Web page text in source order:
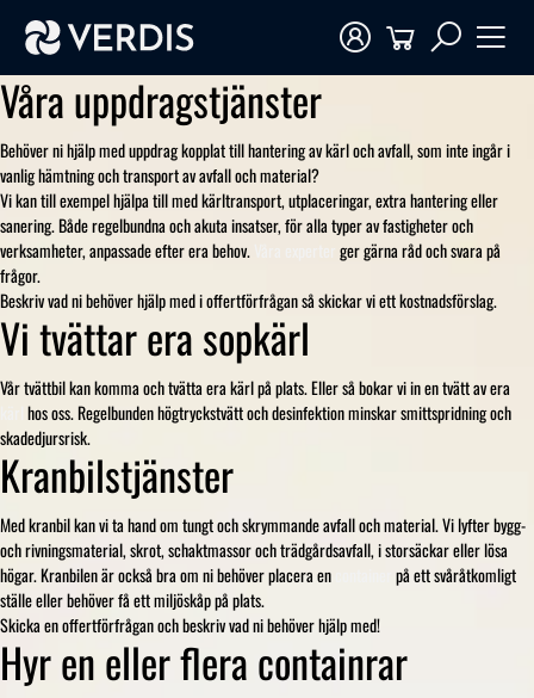
Våra uppdragstjänster
Behöver ni hjälp med uppdrag kopplat till hantering av kärl och avfall, som inte ingår i
vanlig hämtning och transport av avfall och material?
Vi kan till exempel hjälpa till med kärltransport, utplaceringar, extra hantering eller
sanering. Både regelbundna och akuta insatser, för alla typer av fastigheter och
verksamheter, anpassade efter era behov.
ger gärna råd och svara på
frågor.
Beskriv vad ni behöver hjälp med i offertförfrågan så skickar vi ett kostnadsförslag.
Vi tvättar era sopkärl
Vår tvättbil kan komma och tvätta era kärl på plats. Eller så bokar vi in en tvätt av era
hos oss. Regelbunden högtryckstvätt och desinfektion minskar smittspridning och
skadedjursrisk.
Kranbilstjänster
Med kranbil kan vi ta hand om tungt och skrymmande avfall och material. Vi lyfter bygg-
och rivningsmaterial, skrot, schaktmassor och trädgårdsavfall, i storsäckar eller lösa
högar. Kranbilen är också bra om ni behöver placera en
på ett svåråtkomligt
ställe eller behöver få ett miljöskåp på plats.
Skicka en offertförfrågan och beskriv vad ni behöver hjälp med!
Hyr en eller flera containrar